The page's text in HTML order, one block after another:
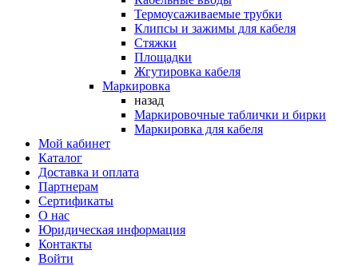
Термоусаживаемые трубки
Клипсы и зажимы для кабеля
Стяжки
Площадки
Жгутировка кабеля
Маркировка
назад
Маркировочные таблички и бирки
Маркировка для кабеля
Мой кабинет
Каталог
Доставка и оплата
Партнерам
Сертификаты
О нас
Юридическая информация
Контакты
Войти